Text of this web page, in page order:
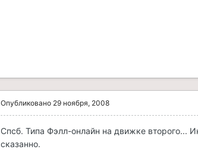
Опубликовано 29 ноября, 2008
Спсб. Типа Фэлл-онлайн на движке второго...
сказанно.